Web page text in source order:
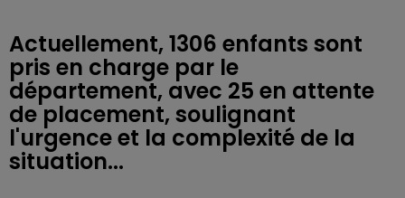
Actuellement, 1306 enfants sont
pris en charge par le
département, avec 25 en attente
de placement, soulignant
l'urgence et la complexité de la
situation...